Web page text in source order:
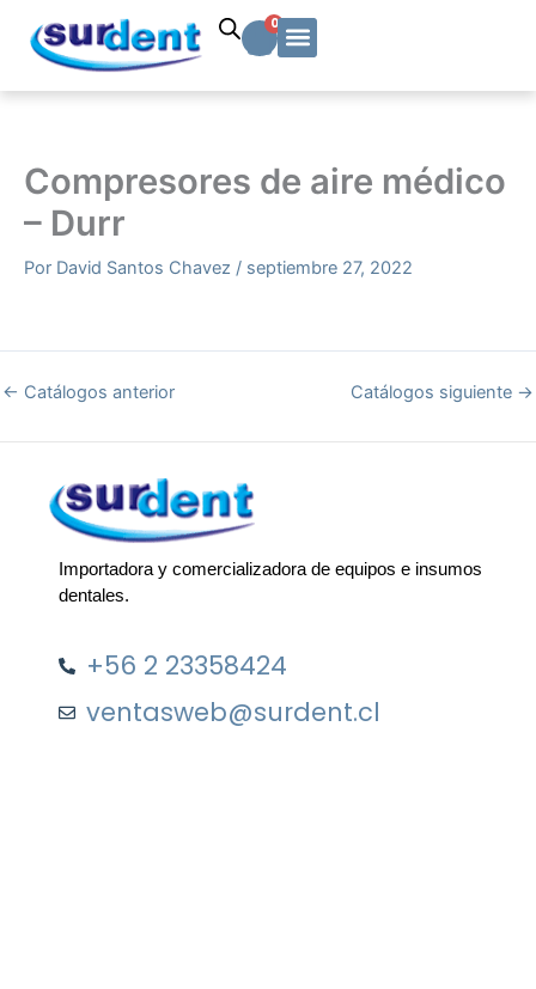
contenido
0
Carrito
Compresores de aire médico
– Durr
Por David Santos Chavez / septiembre 27, 2022
← Catálogos anterior Catálogos siguiente →
Importadora y comercializadora de equipos e insumos
dentales.
+56 2 23358424
ventasweb@surdent.cl